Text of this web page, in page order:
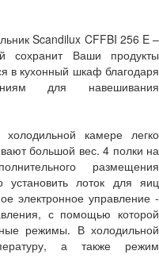
Scandilux CFFBI 256 E –
сохранит Ваши продукты
в кухонный шкаф благодаря
для навешивания
камере легко
большой вес. 4 полки на
размещения
лоток для яиц
электронное управление -
с помощью которой
режимы. В холодильной
а также режим